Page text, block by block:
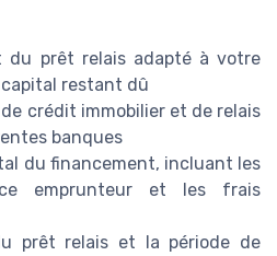
du prêt relais adapté à votre
restant dû
crédit immobilier et de relais
banques
du financement, incluant les
emprunteur et les frais
prêt relais et la période de